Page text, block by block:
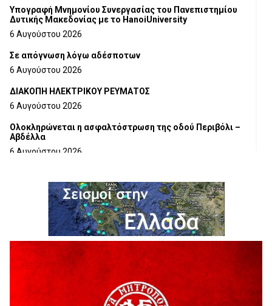
Υπογραφή Μνημονίου Συνεργασίας του Πανεπιστημίου
Δυτικής Μακεδονίας με το HanoiUniversity
6 Αυγούστου 2026
Σε απόγνωση λόγω αδέσποτων
6 Αυγούστου 2026
ΔΙΑΚΟΠΗ ΗΛΕΚΤΡΙΚΟΥ ΡΕΥΜΑΤΟΣ
6 Αυγούστου 2026
Ολοκληρώνεται η ασφαλτόστρωση της οδού Περιβόλι –
Αβδέλλα
6 Αυγούστου 2026
5 Αυγούστου 2026
Ο ΑΝΔΡΕΑΣ ΑΣΛΑΝΙΔΗΣ ΣΥΝΕΧΙΖΕΙ ΣΤΟΝ ΠΡΩΤΕΑ
ΓΡΕΒΕΝΩΝ
5 Αυγούστου 2026
Ευχαριστήριο Εκπολιτιστικού Συλλόγου Ταξιάρχη προς κ.
Παρασχάκη Αθανάσιο
Διακοπή υδροδότησης του Α΄ κλάδου ύδρευσης